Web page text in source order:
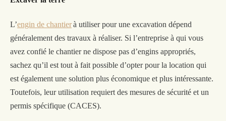
L’engin de chantierà utiliser pour une excavation dépend
généralement des travaux à réaliser. Si l’entreprise à qui vous
avez confié le chantier ne dispose pas d’engins appropriés,
sachez qu’il est tout à fait possible d’opter pour la location qui
est également une solution plus économique et plus intéressante.
Toutefois, leur utilisation requiert des mesures de sécurité et un
permis spécifique (CACES).